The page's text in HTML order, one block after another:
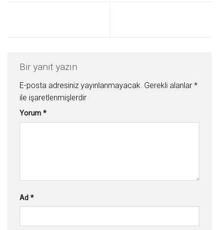
Bir yanıt yazın
E-posta adresiniz yayınlanmayacak. Gerekli alanlar *
ile işaretlenmişlerdir
Yorum *
Ad *